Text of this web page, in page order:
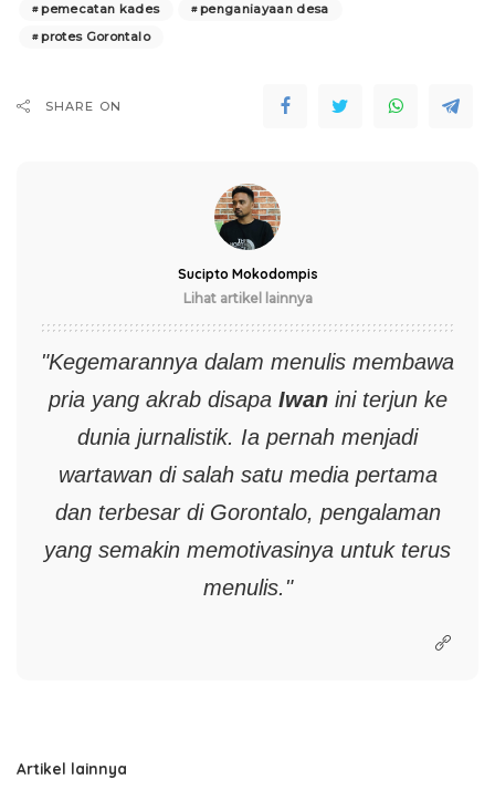
pemecatan kades
penganiayaan desa
protes Gorontalo
SHARE ON
Sucipto Mokodompis
Lihat artikel lainnya
"Kegemarannya dalam menulis membawa
pria yang akrab disapa Iwanini terjun ke
dunia jurnalistik. Ia pernah menjadi
wartawan di salah satu media pertama
dan terbesar di Gorontalo, pengalaman
yang semakin memotivasinya untuk terus
menulis."
Artikel lainnya